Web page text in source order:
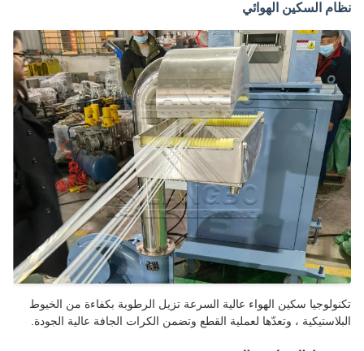
السكين الهوائي
سكين الهواء عالية السرعة تزيل الرطوبة بكفاءة من الخيوط
، وتعدّها لعملية القطع وتضمن الكرات الجافة عالية الجودة.